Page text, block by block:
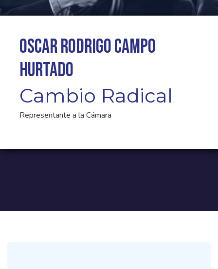
Oscar Rodrigo Campo
Hurtado
Cambio Radical
Representante a la Cámara